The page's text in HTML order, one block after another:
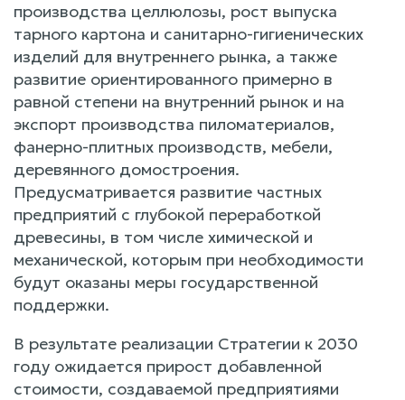
производства целлюлозы, рост выпуска
тарного картона и санитарно-гигиенических
изделий для внутреннего рынка, а также
развитие ориентированного примерно в
равной степени на внутренний рынок и на
экспорт производства пиломатериалов,
фанерно-плитных производств, мебели,
деревянного домостроения.
Предусматривается развитие частных
предприятий с глубокой переработкой
древесины, в том числе химической и
механической, которым при необходимости
будут оказаны меры государственной
поддержки.
В результате реализации Стратегии к 2030
году ожидается прирост добавленной
стоимости, создаваемой предприятиями